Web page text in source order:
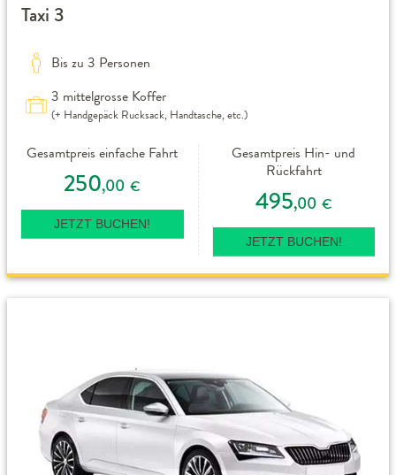
Taxi 3
Bis zu 3 Personen
3 mittelgrosse Koffer
(+ Handgepäck Rucksack, Handtasche, etc.)
Gesamtpreis einfache Fahrt
250,00 €
JETZT BUCHEN!
Gesamtpreis Hin- und
Rückfahrt
495,00 €
JETZT BUCHEN!